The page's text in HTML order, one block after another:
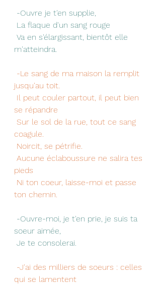
-Ouvre je t'en supplie,
La flaque d'un sang rouge
m'atteindra.
-Le sang de ma maison la remplit
jusqu'au toit.
se répandre
coagule.
Noircit, se pétrifie.
pieds
ton chemin.
soeur aimée,
Je te consolerai.
qui se lamentent